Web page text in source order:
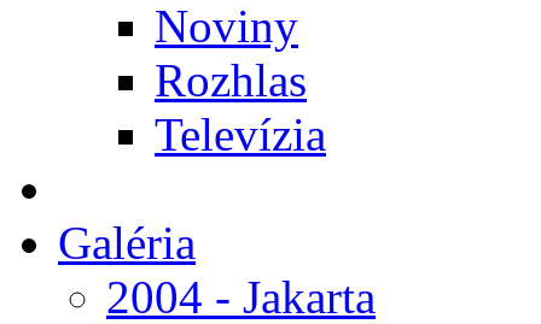
Noviny
Rozhlas
Televízia
Galéria
2004 - Jakarta